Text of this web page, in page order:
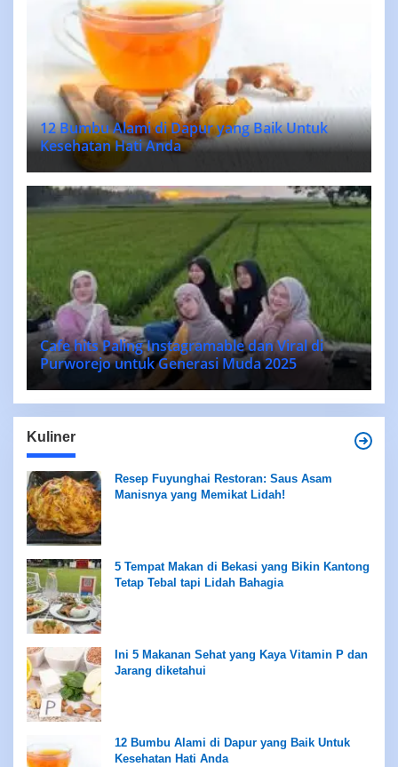
12 Bumbu Alami di Dapur yang Baik Untuk
Kesehatan Hati Anda
Cafe hits Paling Instagramable dan Viral di
Purworejo untuk Generasi Muda 2025
Kuliner
Resep Fuyunghai Restoran: Saus Asam
Manisnya yang Memikat Lidah!
5 Tempat Makan di Bekasi yang Bikin Kantong
Tetap Tebal tapi Lidah Bahagia
Ini 5 Makanan Sehat yang Kaya Vitamin P dan
Jarang diketahui
12 Bumbu Alami di Dapur yang Baik Untuk
Kesehatan Hati Anda